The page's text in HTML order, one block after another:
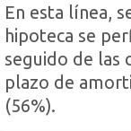
En esta línea,
hipoteca se
seguido de las
plazo de
(56%).